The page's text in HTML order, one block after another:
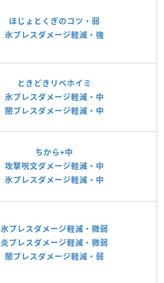
ほじょとくぎのコツ・弱
氷ブレスダメージ軽減・強
ときどきリベホイミ
氷ブレスダメージ軽減・中
闇ブレスダメージ軽減・中
ちから+中
攻撃呪文ダメージ軽減・中
氷ブレスダメージ軽減・中
氷ブレスダメージ軽減・微弱
炎ブレスダメージ軽減・微弱
闇ブレスダメージ軽減・弱